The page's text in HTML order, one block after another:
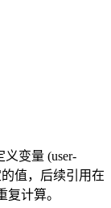
义变量 (user-
值，后续引用在
复计算。